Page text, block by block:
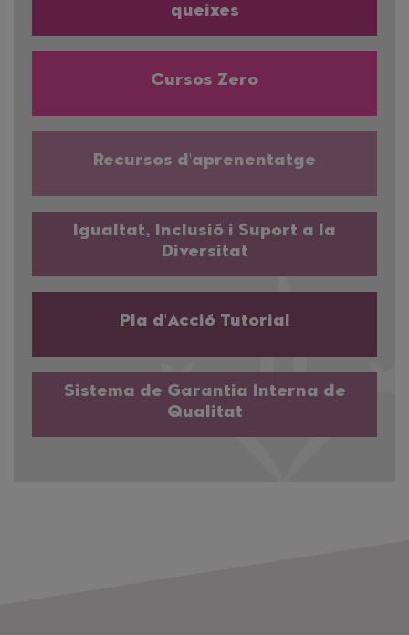
queixes
Cursos Zero
Recursos d'aprenentatge
Igualtat, Inclusió i Suport a la
Diversitat
Pla d'Acció Tutorial
Sistema de Garantia Interna de
Qualitat